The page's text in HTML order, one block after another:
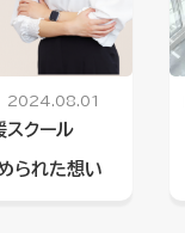
2024.08.01
スクール
られた想い